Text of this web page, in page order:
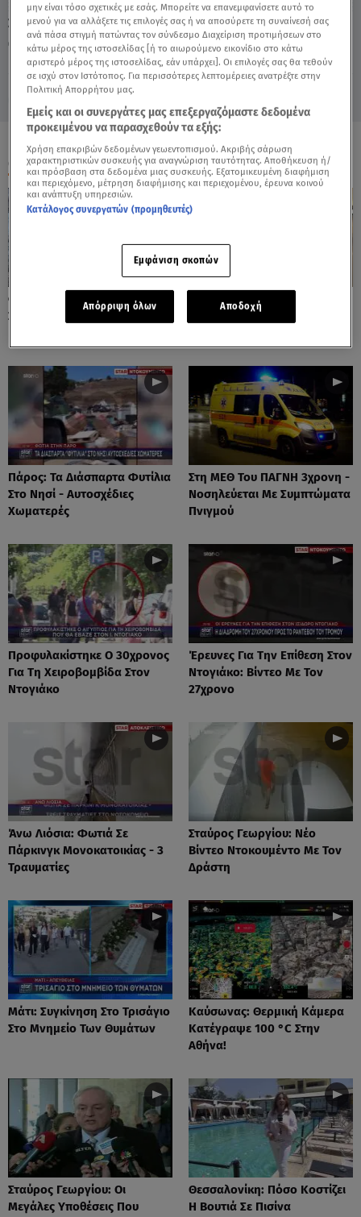
Σάββατο 8 Αυγούστου 2026
14.06.24, 16:35
ΕΛΛΑΔΑ
Πηγή: Αλήθειες με τη Ζήνα
ΟΛΑ ΤΑ ΒΙΝΤΕΟ
Φωτιές: Στάχτη Το Πράσινο
Στολίδι Της Δυτικής Αττικής
Πόρτο Ράφτη: Bίντεο
Ντοκουμέντο Από Το
Πάρος: Τα Διάσπαρτα Φυτίλια
Στο Νησί - Αυτοσχέδιες
Χωματερές
Στη ΜΕΘ Του ΠΑΓΝΗ 3χρονη -
Νοσηλεύεται Με Συμπτώματα
Πνιγμού
Προφυλακίστηκε Ο 30χρονος
Για Τη Χειροβομβίδα Στον
Ντογιάκο
Έρευνες Για Την Επίθεση Στον
Ντογιάκο: Βίντεο Με Τον
27χρονο
Άνω Λιόσια: Φωτιά Σε
Πάρκινγκ Μονοκατοικίας - 3
Τραυματίες
Σταύρος Γεωργίου: Νέο
Βίντεο Ντοκουμέντο Με Τον
Δράστη
Μάτι: Συγκίνηση Στο Τρισάγιο
Στο Μνημείο Των Θυμάτων
Καύσωνας: Θερμική Κάμερα
Κατέγραψε 100 °C Στην
Αθήνα!
Σταύρος Γεωργίου: Οι
Μεγάλες Υποθέσεις Που
Θεσσαλονίκη: Πόσο Κοστίζει
Η Βουτιά Σε Πισίνα
μην είναι τόσο σχετικές με εσάς. Μπορείτε να επανεμφανίσετε αυτό το
μενού για να αλλάξετε τις επιλογές σας ή να αποσύρετε τη συναίνεσή σας
ανά πάσα στιγμή πατώντας τον σύνδεσμο Διαχείριση προτιμήσεων στο
κάτω μέρος της ιστοσελίδας [ή το αιωρούμενο εικονίδιο στο κάτω
αριστερό μέρος της ιστοσελίδας, εάν υπάρχει]. Οι επιλογές σας θα τεθούν
σε ισχύ στον Ιστότοπος. Για περισσότερες λεπτομέρειες ανατρέξτε στην
Πολιτική Απορρήτου μας.
Εμείς και οι συνεργάτες μας επεξεργαζόμαστε δεδομένα
προκειμένου να παρασχεθούν τα εξής:
Χρήση επακριβών δεδομένων γεωεντοπισμού. Ακριβής σάρωση
χαρακτηριστικών συσκευής για αναγνώριση ταυτότητας. Αποθήκευση ή/
και πρόσβαση στα δεδομένα μιας συσκευής. Εξατομικευμένη διαφήμιση
και περιεχόμενο, μέτρηση διαφήμισης και περιεχομένου, έρευνα κοινού
και ανάπτυξη υπηρεσιών.
Κατάλογος συνεργατών (προμηθευτές)
Εμφάνιση σκοπών
Απόρριψη όλων Αποδοχή